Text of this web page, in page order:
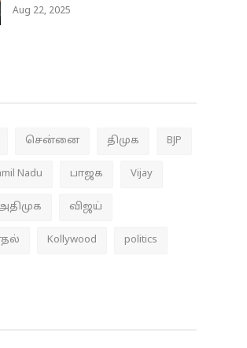
Aug 22, 2025
சென்னை திமுக BJP
Nadu பாஜக Vijay
விஜய்
Kollywood politics